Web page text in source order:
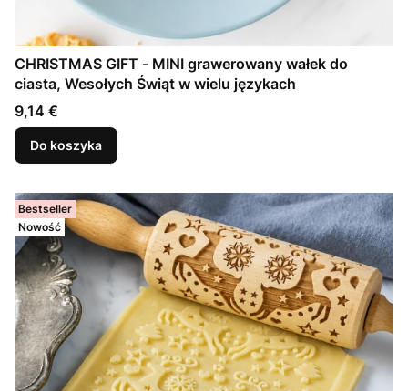
CHRISTMAS GIFT - MINI grawerowany wałek do
ciasta, Wesołych Świąt w wielu językach
Cena
9,14 €
Do koszyka
Bestseller
Nowość